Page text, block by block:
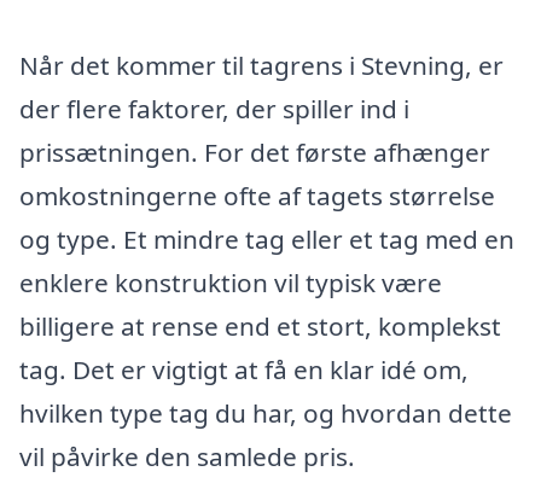
Når det kommer til tagrens i Stevning, er
der flere faktorer, der spiller ind i
prissætningen. For det første afhænger
omkostningerne ofte af tagets størrelse
og type. Et mindre tag eller et tag med en
enklere konstruktion vil typisk være
billigere at rense end et stort, komplekst
tag. Det er vigtigt at få en klar idé om,
hvilken type tag du har, og hvordan dette
vil påvirke den samlede pris.